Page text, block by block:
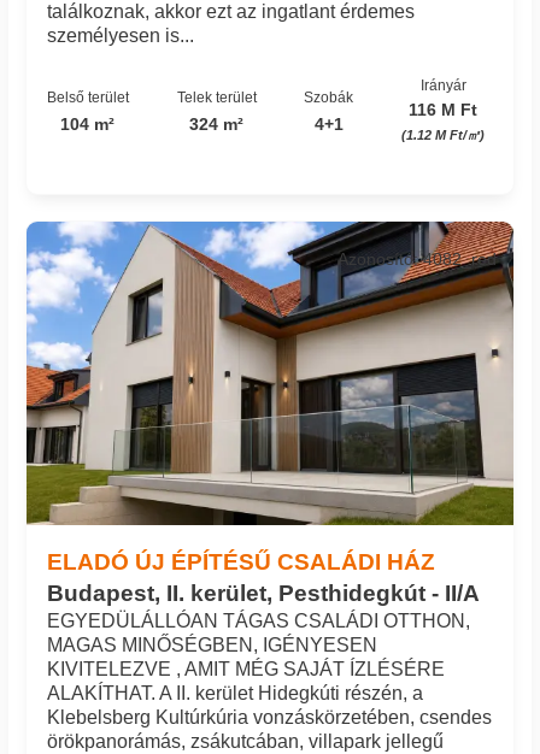
találkoznak, akkor ezt az ingatlant érdemes
személyesen is...
Belső terület
104 m²
Telek terület
324 m²
Szobák
4+1
Irányár
116 M Ft
(1.12 M Ft/㎡)
ELADÓ ÚJ ÉPÍTÉSŰ CSALÁDI HÁZ
Budapest, II. kerület, Pesthidegkút - II/A
Azonosító: 4082_red
EGYEDÜLÁLLÓAN TÁGAS CSALÁDI OTTHON,
MAGAS MINŐSÉGBEN, IGÉNYESEN
KIVITELEZVE , AMIT MÉG SAJÁT ÍZLÉSÉRE
ALAKÍTHAT. A II. kerület Hidegkúti részén, a
Klebelsberg Kultúrkúria vonzáskörzetében, csendes
örökpanorámás, zsákutcában, villapark jellegű